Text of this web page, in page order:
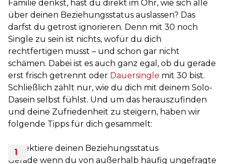
Familie denkst, hast du direkt im Ohr, wie sich alle
über deinen Beziehungsstatus auslassen? Das
darfst du getrost ignorieren. Denn mit 30 noch
Single zu sein ist nichts, wofür du dich
rechtfertigen musst – und schon gar nicht
schämen. Dabei ist es auch ganz egal, ob du gerade
erst frisch getrennt oder Dauersingle mit 30 bist.
Schließlich zählt nur, wie du dich mit deinem Solo-
Dasein selbst fühlst. Und um das herauszufinden
und deine Zufriedenheit zu steigern, haben wir
folgende Tipps für dich gesammelt:
Reflektiere deinen Beziehungsstatus
Gerade wenn du von außerhalb häufig ungefragte